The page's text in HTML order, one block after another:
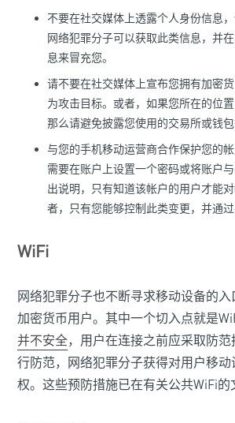
不要在社交媒体上透露个人身份信息，
网络犯罪分子可以获取此类信息，并
息来冒充您。
请不要在社交媒体上宣布您拥有加密
为攻击目标。或者，如果您所在的位置
那么请避免披露您使用的交易所或钱包
与您的手机移动运营商合作保护您的
需要在账户上设置一个密码或将账户
出说明，只有知道该帐户的用户才能
者，只有您能够控制此类变更，并通过
WiFi
网络犯罪分子也不断寻求移动设备的
加密货币用户。其中一个切入点就是
并不安全，用户在连接之前应采取防
行防范，网络犯罪分子获得对用户移动
权。这些预防措施已在有关公共WiFi的